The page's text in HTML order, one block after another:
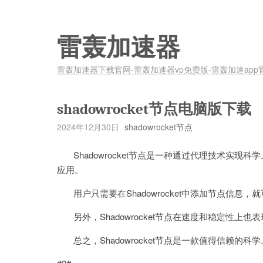
雷轰加速器
雷轰加速器下载官网-雷轰加速器vp免费版-雷轰加速app
shadowrocket节点电脑版下载
2024年12月30日 shadowrocket节点
Shadowrocket节点是一种通过代理技术实现科学
应用。
用户只需要在Shadowrocket中添加节点信息，就
另外，Shadowrocket节点在速度和稳定性上也表
总之，Shadowrocket节点是一款值得信赖的科学